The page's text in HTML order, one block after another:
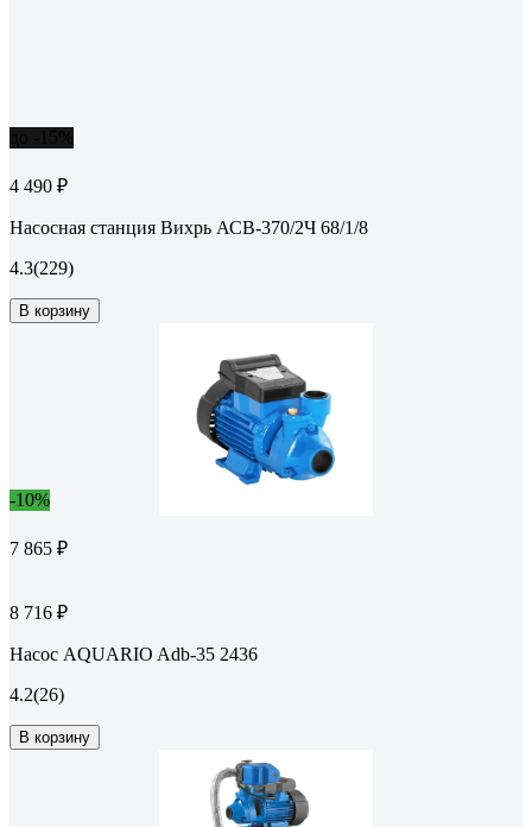
4 490 ₽
Насосная станция Вихрь АСВ-370/2Ч 68/1/8
4.3(229)
В корзину
-10%
7 865 ₽
8 716 ₽
Насос AQUARIO Adb-35 2436
4.2(26)
В корзину